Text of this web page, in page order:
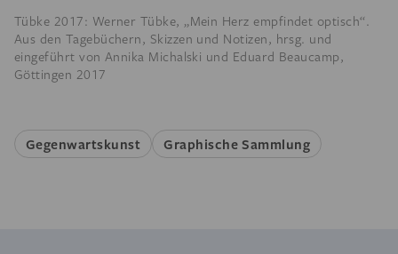
Tübke 2017: Werner Tübke, „Mein Herz empfindet optisch“.
Aus den Tagebüchern, Skizzen und Notizen, hrsg. und
eingeführt von Annika Michalski und Eduard Beaucamp,
Göttingen 2017
Gegenwartskunst Graphische Sammlung